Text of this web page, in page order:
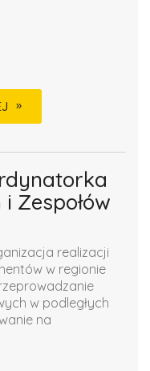
Zespołów
realizacji
w regionie
w podległych
na